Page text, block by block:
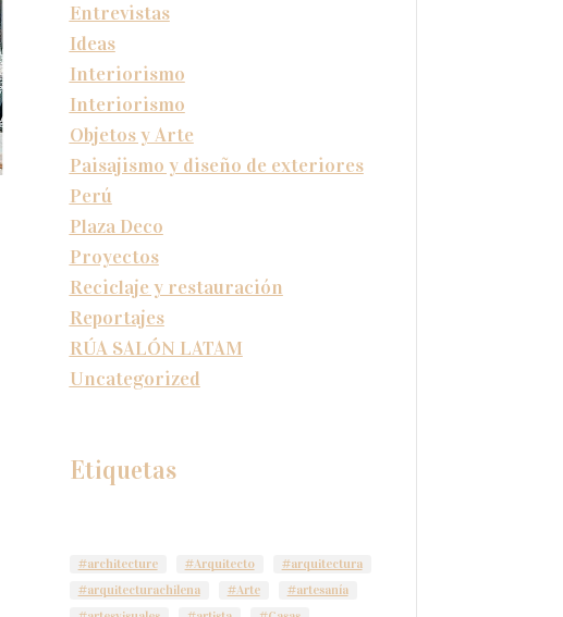
Entrevistas
Ideas
Interiorismo
Interiorismo
Objetos y Arte
Paisajismo y diseño de exteriores
Perú
Plaza Deco
Proyectos
Reciclaje y restauración
Reportajes
RÚA SALÓN LATAM
Uncategorized
Etiquetas
#architecture #Arquitecto
#arquitectura
#arquitecturachilena
#Arte
#artesanía